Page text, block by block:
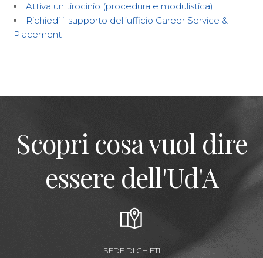
Attiva un tirocinio (procedura e modulistica)
Richiedi il supporto dell’ufficio Career Service &
Placement
Scopri cosa vuol dire
essere dell'Ud'A
SEDE DI CHIETI